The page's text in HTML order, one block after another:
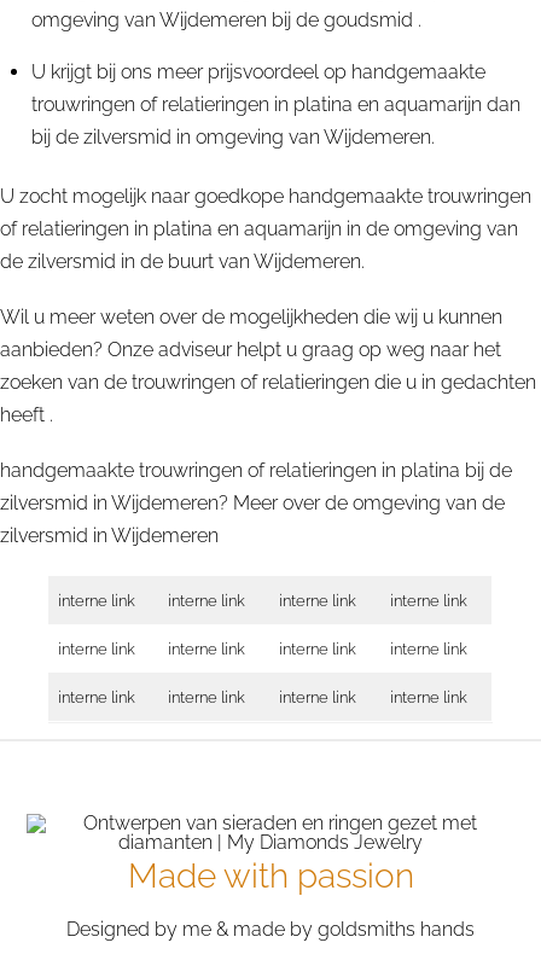
omgeving van Wijdemeren bij de goudsmid .
U krijgt bij ons meer prijsvoordeel op handgemaakte
trouwringen of relatieringen in platina en aquamarijn dan
bij de zilversmid in omgeving van Wijdemeren.
U zocht mogelijk naar goedkope handgemaakte trouwringen
of relatieringen in platina en aquamarijn in de omgeving van
de zilversmid in de buurt van Wijdemeren.
Wil u meer weten over de mogelijkheden die wij u kunnen
aanbieden? Onze adviseur helpt u graag op weg naar het
zoeken van de trouwringen of relatieringen die u in gedachten
heeft .
handgemaakte trouwringen of relatieringen in platina bij de
zilversmid in Wijdemeren? Meer over de omgeving van de
zilversmid in Wijdemeren
interne link interne link interne link interne link
interne link interne link interne link interne link
interne link interne link interne link interne link
Made with passion
Designed by me & made by goldsmiths hands